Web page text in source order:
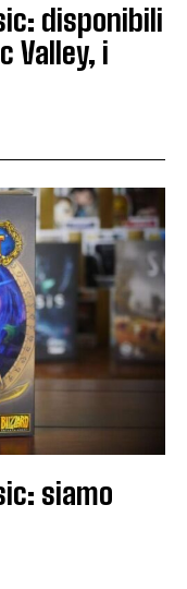
disponibili
Valley, i
siamo